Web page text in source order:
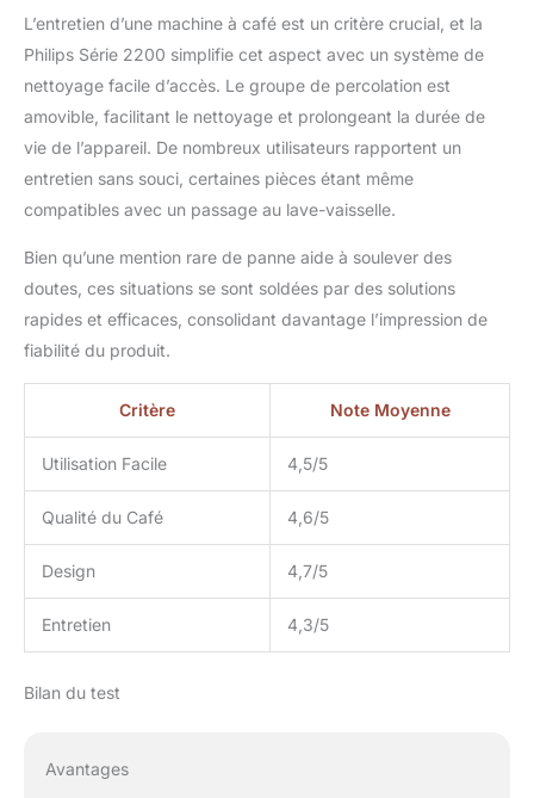
L’entretien d’une machine à café est un critère crucial, et la
Philips Série 2200 simplifie cet aspect avec un système de
nettoyage facile d’accès. Le groupe de percolation est
amovible, facilitant le nettoyage et prolongeant la durée de
vie de l’appareil. De nombreux utilisateurs rapportent un
entretien sans souci, certaines pièces étant même
compatibles avec un passage au lave-vaisselle.
Bien qu’une mention rare de panne aide à soulever des
doutes, ces situations se sont soldées par des solutions
rapides et efficaces, consolidant davantage l’impression de
fiabilité du produit.
Critère Note Moyenne
Utilisation Facile 4,5/5
Qualité du Café 4,6/5
Design 4,7/5
Entretien 4,3/5
Bilan du test
Avantages